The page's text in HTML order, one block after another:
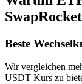
Beste
Wir vergleichen
USDT Kurs zu